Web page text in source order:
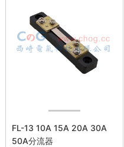
FL-13 10A 15A 20A 30A
50A分流器